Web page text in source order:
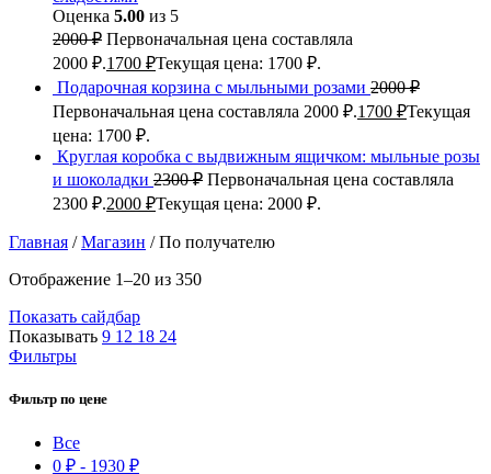
Оценка 5.00 из 5
2000₽ Первоначальная цена составляла
2000 ₽.1700 ₽Текущая цена: 1700 ₽.
Подарочная корзина с мыльными розами 2000₽
Первоначальная цена составляла 2000 ₽.1700 ₽Текущая
цена: 1700 ₽.
Круглая коробка с выдвижным ящичком: мыльные розы
и шоколадки 2300₽ Первоначальная цена составляла
2300 ₽.2000 ₽Текущая цена: 2000 ₽.
Главная /Магазин /По получателю
Отображение 1–20 из 350
Показать сайдбар
Показывать 9 12 18 24
Фильтры
Фильтр по цене
Все
0 ₽ - 1930 ₽